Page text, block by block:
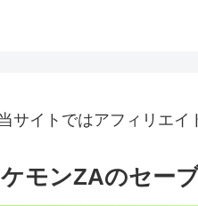
サイトではアフィリエイ
モンZAのセー